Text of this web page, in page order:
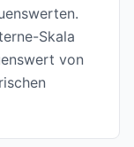
Skala
von